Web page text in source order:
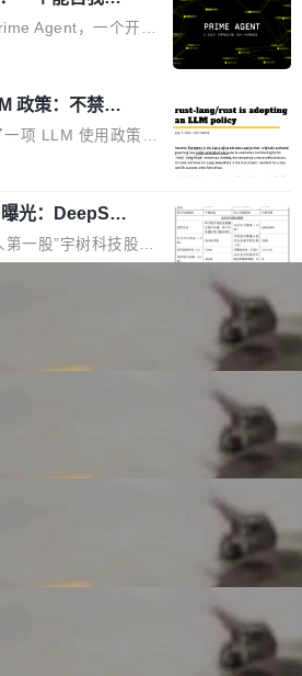
面向智能硬件产业
专家与资深技术顾
、设备适配、芯片适
容性测评及统一互联
交流，帮助企业进一
影响。从检测到完全
2026 年 8 月的第六
服务相关。 Git
论中贴出了一组数
。现在，每周
次。GitHub...
AGI 3 超越人类
Agent，一个开源
心设计围绕两个抽
Model（RLM）和 C
AGI 3 基准测试
的组合达到了 95.
ARC 报告的人类专
coding agent 包装
面上大多数 coding
agent harness 的设
—...
政策：不禁
不是你写的
项 LLM 使用政策，
库的代码贡献。这不
前由五个团队采纳，
关于 AI 辅助贡献最
心只有一句话：LLM
、建议，但不能用来
变更，除非作者本身
光：DeepSe
36 个月
一股”宇树科技股份
及战略配售结果，杭
树科技战略配售对
理计划。其中，Dee
修复多次传递同
拉取镜像时会拒绝包
Linux 内核...
IPMC）投票中获得
Fluss 迈入新的发
现其作为“AI版维基百